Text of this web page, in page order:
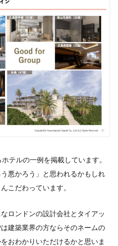
テルの一例を掲載しています。
悪かろう」と思われるかもしれ
こだわっています。
ロンドンの設計会社とタイアッ
建築業界の方ならそのネームの
おわかりいただけるかと思いま